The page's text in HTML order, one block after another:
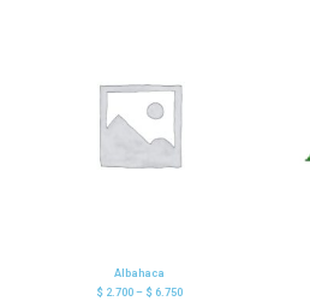
Albahaca
$2.700– $6.750